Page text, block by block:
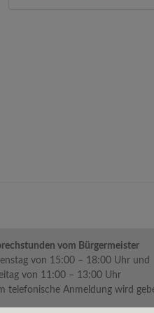
vom Bürgermeister
von 15:00 – 18:00 Uhr und
von 11:00 – 13:00 Uhr
telefonische Anmeldung wird